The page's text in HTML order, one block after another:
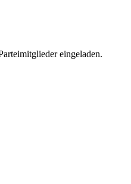
eingeladen.